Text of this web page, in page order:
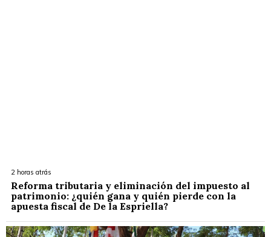
2 horas atrás
Reforma tributaria y eliminación del impuesto al
patrimonio: ¿quién gana y quién pierde con la
apuesta fiscal de De la Espriella?